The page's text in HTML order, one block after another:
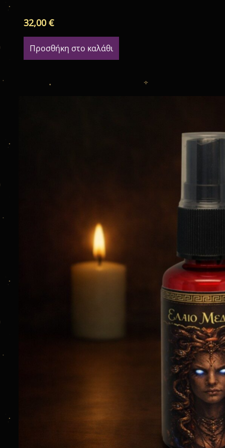
32,00€
Προσθήκη στο καλάθι